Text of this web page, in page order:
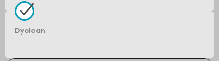
Dyclean